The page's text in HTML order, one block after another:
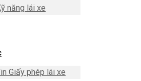
năng lái xe
Giấy phép lái xe